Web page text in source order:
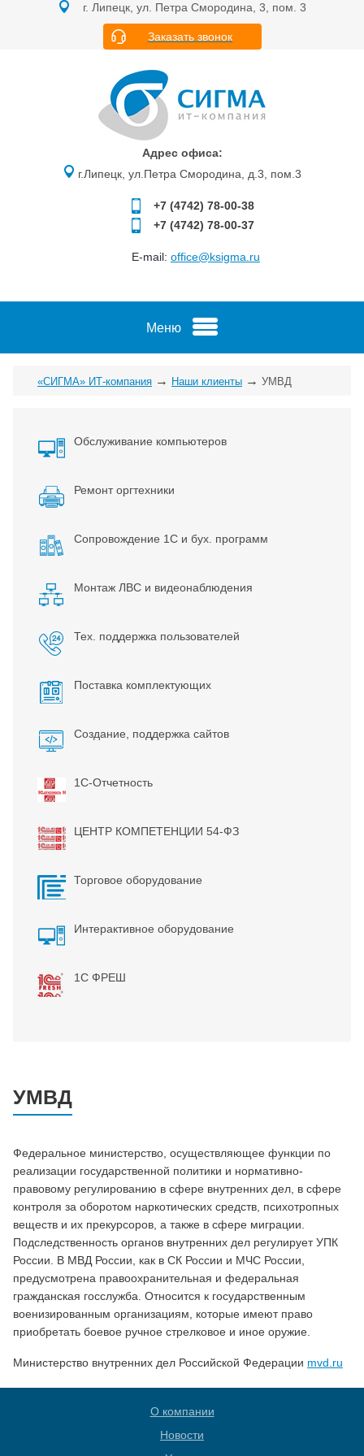
г. Липецк, ул. Петра Смородина, 3, пом. 3
Заказать звонок
Адрес офиса:
г.Липецк, ул.Петра Смородина, д.3, пом.3
+7 (4742) 78-00-38
+7 (4742) 78-00-37
E-mail: office@ksigma.ru
Меню
«СИГМА» ИТ-компания → Наши клиенты → УМВД
Обслуживание компьютеров
Ремонт оргтехники
Сопровождение 1С и бух. программ
Монтаж ЛВС и видеонаблюдения
Тех. поддержка пользователей
Поставка комплектующих
Создание, поддержка сайтов
1С-Отчетность
ЦЕНТР КОМПЕТЕНЦИИ 54-ФЗ
Торговое оборудование
Интерактивное оборудование
1С ФРЕШ
УМВД
Федеральное министерство, осуществляющее функции по
реализации государственной политики и нормативно-
правовому регулированию в сфере внутренних дел, в сфере
контроля за оборотом наркотических средств, психотропных
веществ и их прекурсоров, а также в сфере миграции.
Подследственность органов внутренних дел регулирует УПК
России. В МВД России, как в СК России и МЧС России,
предусмотрена правоохранительная и федеральная
гражданская госслужба. Относится к государственным
военизированным организациям, которые имеют право
приобретать боевое ручное стрелковое и иное оружие.
Министерство внутренних дел Российской Федерации mvd.ru
О компании
Новости